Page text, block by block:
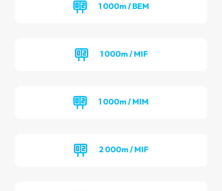
1 000m / BEM
1 000m / MIF
1 000m / MIM
2 000m / MIF